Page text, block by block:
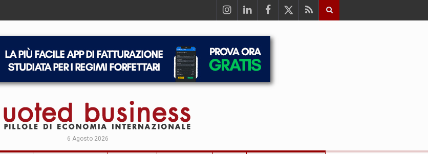
6 Agosto 2026